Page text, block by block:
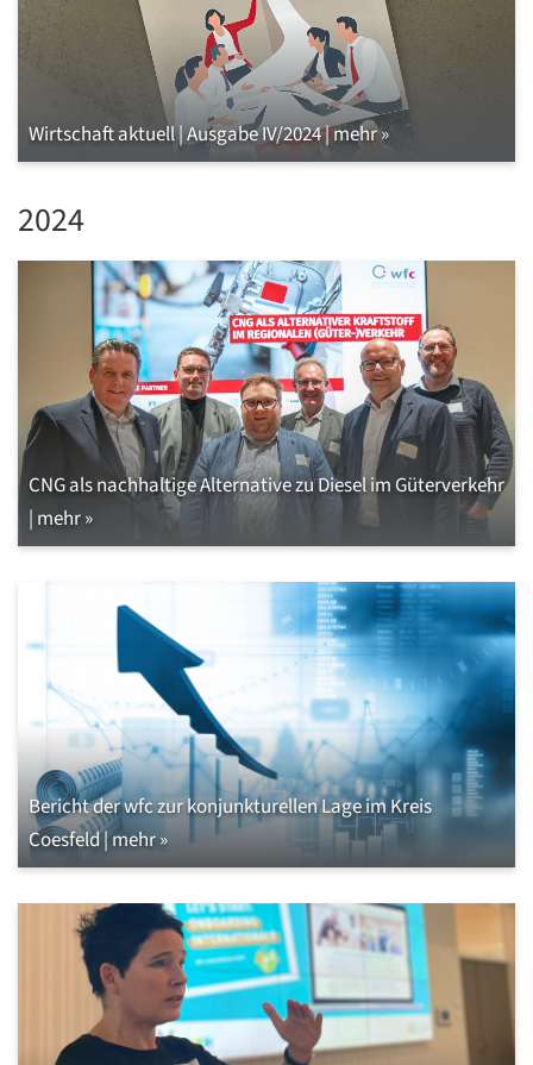
Wirtschaft aktuell | Ausgabe IV/2024 | mehr »
2024
CNG als nachhaltige Alternative zu Diesel im Güterverkehr
| mehr »
Bericht der wfc zur konjunkturellen Lage im Kreis
Coesfeld | mehr »